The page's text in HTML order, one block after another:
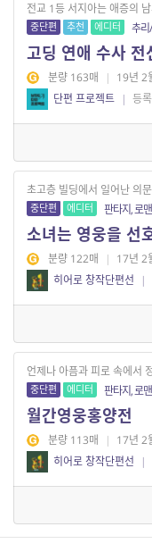
전교 1등 서지아는 애증의
중단편 추천 에디터 추리
고딩 연애 수사 전
분량 163매 | 19년 2
단편 프로젝트 | 등
초고층 빌딩에서 일어난 의
중단편 에디터 판타지, 로
소녀는 영웅을 선
분량 122매 | 17년 2
히어로 창작단편선
|
언제나 아픔과 피로 속에서
중단편 에디터 판타지, 로
월간영웅홍양전
분량 113매 | 17년 2
히어로 창작단편선
|